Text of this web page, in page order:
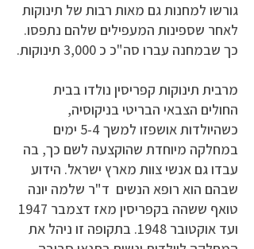
גורשו למחנות גם מאות רבות של תינוקות
לאחר שספינות המעפילים שלהם נתפסו.
כך שבמחנה עברו סה"כ כ 3,000 תינוקות.
מרבית תינוקות קפריסין נולדו בבית
החולים הצבאי הבריטי בניקוסיה,
כשהיולדות אושפזו למשך 5-4 ימים
במחלקה מיוחדת שהוקצעה לשם כך, בה
עבדו גם אנשי צוות מארץ ישראל. הידוע
שבהם הוא רופא הנשים ד"ר שלמה יונה
טואף ששהה בקפריסין מאז דצמבר 1947
ועד אוקטובר 1948. בתקופה זו ניהל את